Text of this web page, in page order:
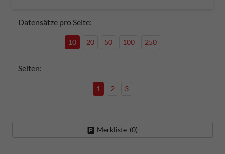
Datensätze pro Seite:
10 20 50 100 250
Seiten:
1 2 3
Merkliste (0)